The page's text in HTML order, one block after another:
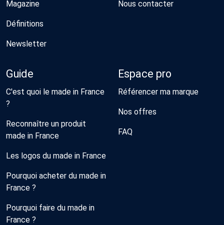
Magazine
Définitions
Newsletter
Nous contacter
Guide
C'est quoi le made in France
?
Reconnaître un produit
made in France
Les logos du made in France
Pourquoi acheter du made in
France ?
Pourquoi faire du made in
France ?
Espace pro
Référencer ma marque
Nos offres
FAQ